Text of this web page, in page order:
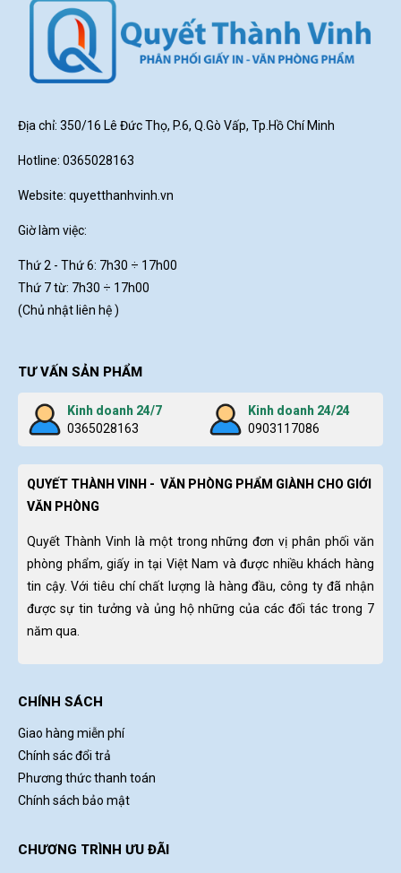
Địa chỉ: 350/16 Lê Đức Thọ, P.6, Q.Gò Vấp, Tp.Hồ Chí Minh
Hotline: 0365028163
Website: quyetthanhvinh.vn
Giờ làm việc:
Thứ 2 - Thứ 6: 7h30 ÷ 17h00
Thứ 7 từ: 7h30 ÷ 17h00
(Chủ nhật liên hệ )
TƯ VẤN SẢN PHẨM
Kinh doanh 24/7
0365028163
Kinh doanh 24/24
0903117086
QUYẾT THÀNH VINH - VĂN PHÒNG PHẨM GIÀNH CHO GIỚI
VĂN PHÒNG
Quyết Thành Vinh là một trong những đơn vị phân phối văn
phòng phẩm, giấy in tại Việt Nam và được nhiều khách hàng
tin cậy. Với tiêu chí chất lượng là hàng đầu, công ty đã nhận
được sự tin tưởng và ủng hộ những của các đối tác trong 7
năm qua.
CHÍNH SÁCH
Giao hàng miễn phí
Chính sác đổi trả
Phương thức thanh toán
Chính sách bảo mật
CHƯƠNG TRÌNH ƯU ĐÃI